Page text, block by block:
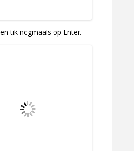
en tik nogmaals op Enter.